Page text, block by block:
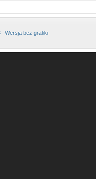
Wersja bez grafiki